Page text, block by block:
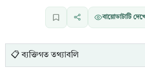
বায়োডাটাটি
📋 ব্যক্তিগত তথ্যাবলি